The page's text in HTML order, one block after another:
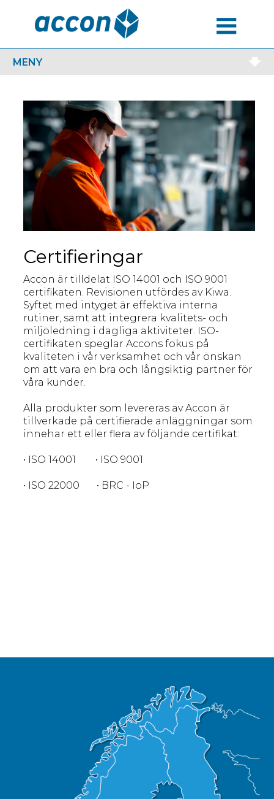
MENU
Certifieringar
Accon är tilldelat ISO 14001 och ISO 9001
certifikaten. Revisionen utfördes av Kiwa.
Syftet med intyget är effektiva interna
rutiner, samt att integrera kvalitets- och
miljöledning i dagliga aktiviteter. ISO-
certifikaten speglar Accons fokus på
kvaliteten i vår verksamhet och vår önskan
om att vara en bra och långsiktig partner för
våra kunder.
Alla produkter som levereras av Accon är
tillverkade på certifierade anläggningar som
innehar ett eller flera av följande certifikat:
• ISO 14001 • ISO 9001
• ISO 22000 • BRC - IoP
MENY